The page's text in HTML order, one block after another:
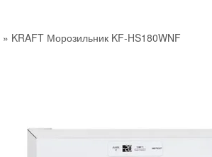
» KRAFT Морозильник KF-HS180WNF